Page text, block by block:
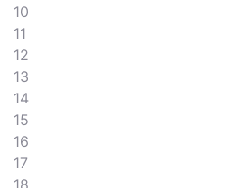
10
11
12
13
14
15
16
17
18